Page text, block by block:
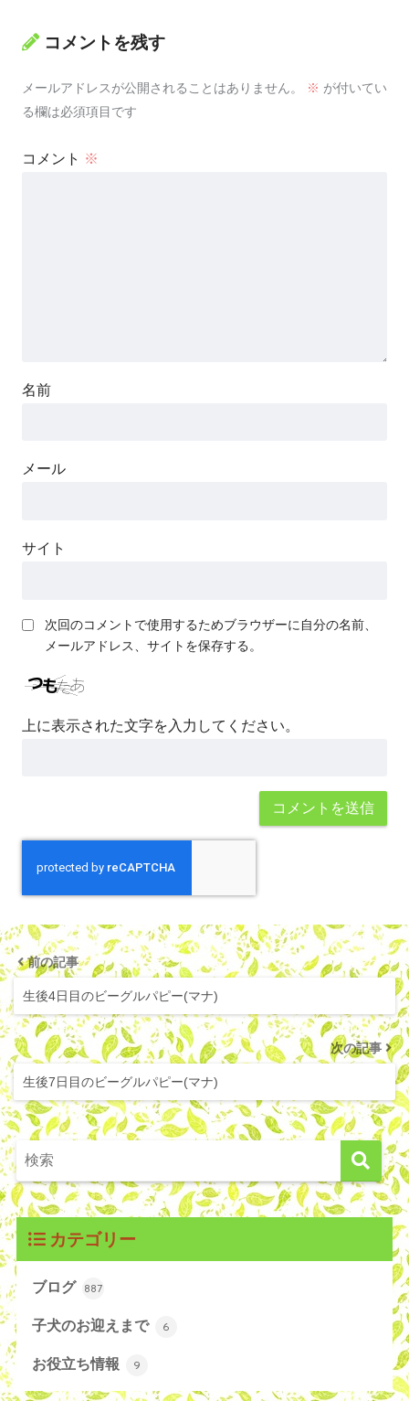
コメントを残す
メールアドレスが公開されることはありません。 ※ が付いてい
る欄は必須項目です
コメント ※
名前
メール
サイト
次回のコメントで使用するためブラウザーに自分の名前、
メールアドレス、サイトを保存する。
上に表示された文字を入力してください。
前の記事
生後4日目のビーグルパピー(マナ)
次の記事
生後7日目のビーグルパピー(マナ)
カテゴリー
ブログ 887
子犬のお迎えまで 6
お役立ち情報 9